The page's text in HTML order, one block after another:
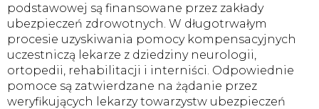
podstawowej są finansowane przez zakłady
ubezpieczeń zdrowotnych. W długotrwałym
procesie uzyskiwania pomocy kompensacyjnych
uczestniczą lekarze z dziedziny neurologii,
ortopedii, rehabilitacji i interniści. Odpowiednie
pomoce są zatwierdzane na żądanie przez
weryfikujących lekarzy towarzystw ubezpieczeń